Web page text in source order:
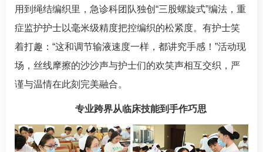
用到绳结编织里， 急诊科团队独创“三股螺旋式”编法，重
症监护护士以毫米级精度把控编织的松紧度。有护士笑
着打趣：“这和调节输液速度一样，都讲究手感！”活动现
场，丝线摩擦的沙沙声与护士们的欢笑声相互交织，严
谨与温情在此刻完美融合。
专业跨界从临床技能到手作巧思